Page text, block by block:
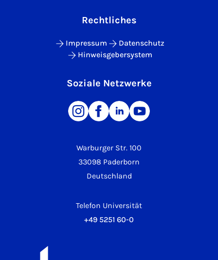
Warburger Str. 100
33098 Paderborn
Deutschland
Telefon Universität
+49 5251 60-0
Rechtliches
Impressum
Datenschutz
Hinweisgebersystem
Soziale Netzwerke